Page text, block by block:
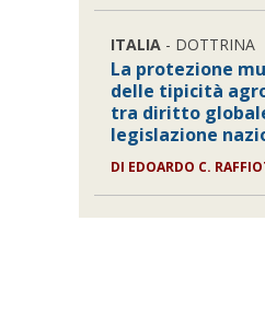
ITALIA - DOTTRINA
La protezione
delle tipicità
tra diritto
legislazione
DI EDOARDO C.